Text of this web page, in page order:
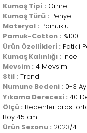
Kumaş Tipi : Örme
Kumaş Türü : Penye
Materyal : Pamuklu
Pamuk-Cotton : %100
Ürün Özellikleri : Patikli
Kumaş Kalınlığı : İnce
Mevsim : 4 Mevsim
Stil : Trend
Numune Bedeni : 0-3 Ay
Yıkama Derecesi : 40
Ölçü : Bedenler arası
Boy 45 cm
Ürün Sezonu : 2023/4